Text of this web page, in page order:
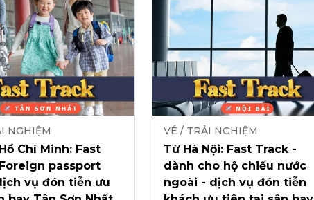
NGHIỆM
Chí Minh: Fast
passport
vụ đón tiễn ưu
VÉ / TRẢI NGHIỆM
Từ Hà Nội: Fast Track -
dành cho hộ chiếu nước
ngoài - dịch vụ đón tiễn